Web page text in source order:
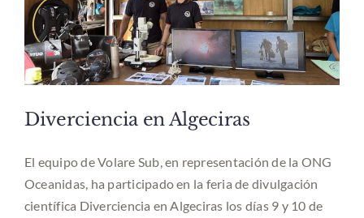
Diverciencia en Algeciras
El equipo de Volare Sub, en representación de la ONG
Oceanidas, ha participado en la feria de divulgación
científica Diverciencia en Algeciras los días 9 y 10 de